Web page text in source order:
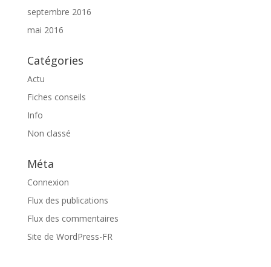
septembre 2016
mai 2016
Catégories
Actu
Fiches conseils
Info
Non classé
Méta
Connexion
Flux des publications
Flux des commentaires
Site de WordPress-FR